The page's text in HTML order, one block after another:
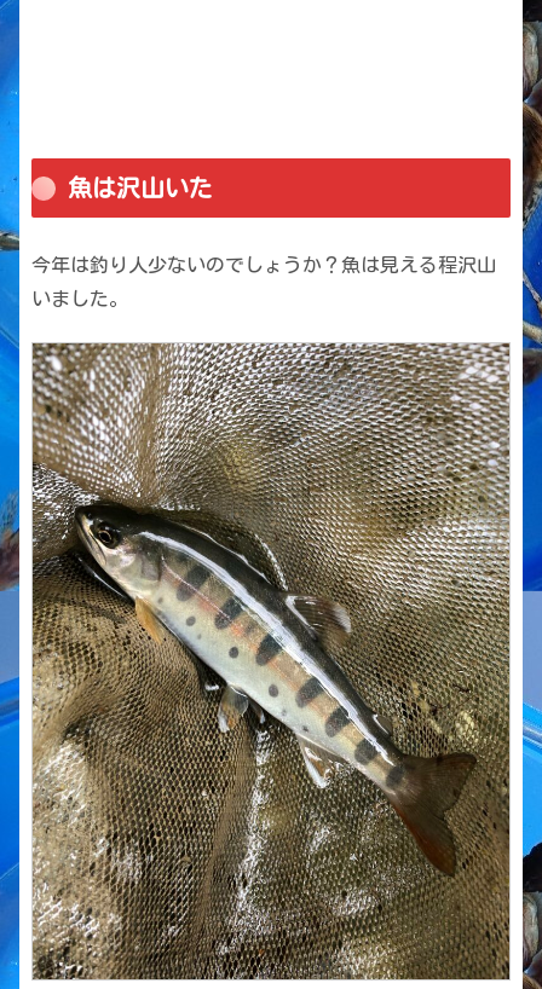
魚は沢山いた
今年は釣り人少ないのでしょうか？魚は見える程沢山
いました。